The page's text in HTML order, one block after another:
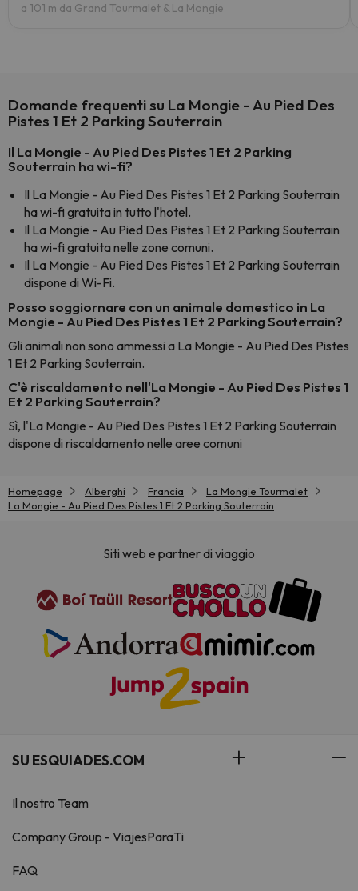
a 101 m da Grand Tourmalet & La Mongie
Domande frequenti su La Mongie - Au Pied Des
Pistes 1 Et 2 Parking Souterrain
Il La Mongie - Au Pied Des Pistes 1 Et 2 Parking
Souterrain ha wi-fi?
Il La Mongie - Au Pied Des Pistes 1 Et 2 Parking Souterrain
ha wi-fi gratuita in tutto l'hotel.
Il La Mongie - Au Pied Des Pistes 1 Et 2 Parking Souterrain
ha wi-fi gratuita nelle zone comuni.
Il La Mongie - Au Pied Des Pistes 1 Et 2 Parking Souterrain
dispone di Wi-Fi.
Posso soggiornare con un animale domestico in La
Mongie - Au Pied Des Pistes 1 Et 2 Parking Souterrain?
Gli animali non sono ammessi a La Mongie - Au Pied Des Pistes
1 Et 2 Parking Souterrain.
C'è riscaldamento nell'La Mongie - Au Pied Des Pistes 1
Et 2 Parking Souterrain?
Sì, l'La Mongie - Au Pied Des Pistes 1 Et 2 Parking Souterrain
dispone di riscaldamento nelle aree comuni
Homepage Alberghi Francia
La Mongie Tourmalet
La Mongie - Au Pied Des Pistes 1 Et 2 Parking Souterrain
Siti web e partner di viaggio
SU ESQUIADES.COM
Il nostro Team
Company Group - ViajesParaTi
FAQ